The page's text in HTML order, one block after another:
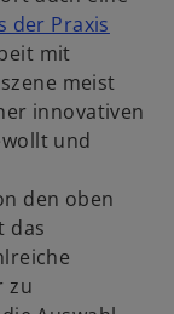
der Praxis
mit
meist
innovativen
und
den oben
das
zu